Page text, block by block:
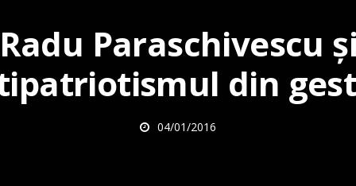
Paraschivescu și
din
04/01/2016